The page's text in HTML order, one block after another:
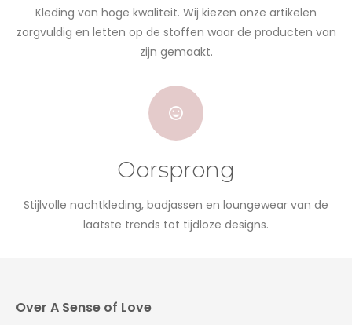
Kleding van hoge kwaliteit. Wij kiezen onze artikelen
zorgvuldig en letten op de stoffen waar de producten van
zijn gemaakt.
Oorsprong
Stijlvolle nachtkleding, badjassen en loungewear van de
laatste trends tot tijdloze designs.
Over A Sense of Love